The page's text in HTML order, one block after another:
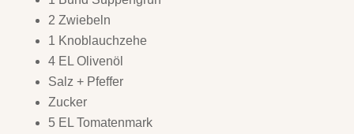
2 Zwiebeln
1 Knoblauchzehe
4 EL Olivenöl
Salz + Pfeffer
Zucker
5 EL Tomatenmark